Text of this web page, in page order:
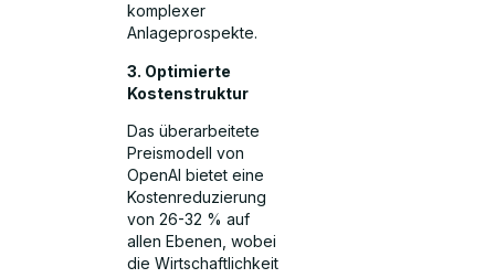
komplexer
Anlageprospekte.
3. Optimierte
Kostenstruktur
Das überarbeitete
Preismodell von
OpenAI bietet eine
Kostenreduzierung
von 26-32 % auf
allen Ebenen, wobei
die Wirtschaftlichkeit